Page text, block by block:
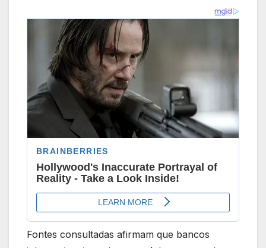
Fontes consultadas afirmam que bancos